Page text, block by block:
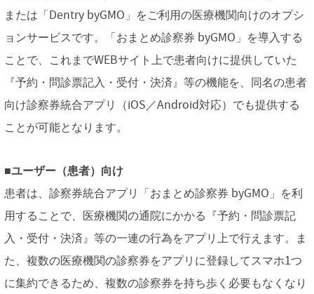
または「Dentry byGMO」をご利用の医療機関向けのオプシ
ョンサービスです。「おまとめ診察券 byGMO」を導入する
ことで、これまでWEBサイト上で患者向けに提供していた
『予約・問診票記入・受付・決済』等の機能を、同名の患者
向け診察券統合アプリ（iOS／Android対応）でも提供する
ことが可能となります。
■ユーザー（患者）向け
患者は、診察券統合アプリ「おまとめ診察券 byGMO」を利
用することで、医療機関の通院にかかる『予約・問診票記
入・受付・決済』等の一連の行為をアプリ上で行えます。ま
た、複数の医療機関の診察券をアプリに登録してスマホ1つ
に集約できるため、複数の診察券を持ち歩く必要もなくなり